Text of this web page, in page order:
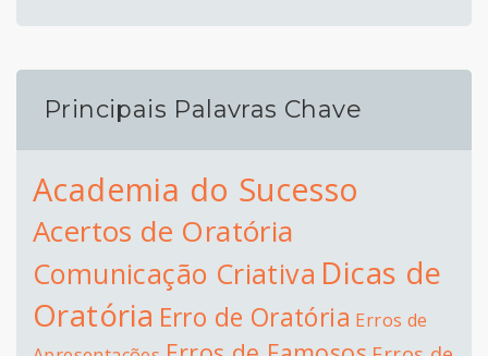
Principais Palavras Chave
Academia do Sucesso
Acertos de Oratória
Comunicação Criativa Dicas de
Oratória Erro de Oratória Erros de